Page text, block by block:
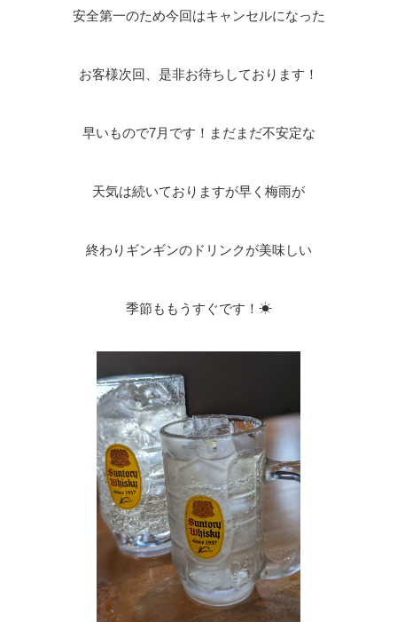
安全第一のため今回はキャンセルになった
お客様次回、是非お待ちしております！
早いもので7月です！まだまだ不安定な
天気は続いておりますが早く梅雨が
終わりギンギンのドリンクが美味しい
季節ももうすぐです！☀